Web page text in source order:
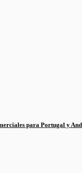
para Portugal y